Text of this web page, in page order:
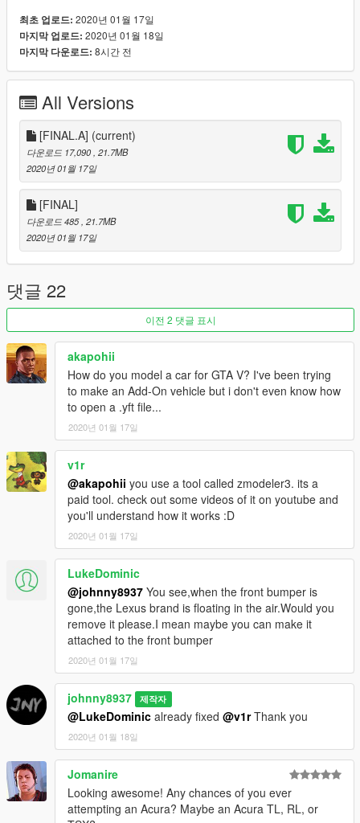
Tail fins - 8
Front pole - 5
Side skirt - 3
Hood - 4
surrounda - 3
cage - 2
ext - 3
Built-in repair
rearview mirror
Sports car
Racing chair
Disadvantage(pending upgrade)
Simple interior
Quality interior
Spawn name:is350mod
Everything else is normal
Thank you for your download
최초 업로드: 2020년 01월 17일
마지막 업로드: 2020년 01월 18일
마지막 다운로드: 8시간 전
All Versions
[FINAL.A] (current)
다운로드 17,090 , 21.7MB
2020년 01월 17일
[FINAL]
다운로드 485 , 21.7MB
2020년 01월 17일
댓글 22
이전 2 댓글 표시
akapohii
How do you model a car for GTA V? I've been trying
to make an Add-On vehicle but i don't even know how
to open a .yft file...
2020년 01월 17일
v1r
@akapohii you use a tool called zmodeler3. its a
paid tool. check out some videos of it on youtube and
you'll understand how it works :D
2020년 01월 17일
LukeDominic
@johnny8937 You see,when the front bumper is
gone,the Lexus brand is floating in the air.Would you
remove it please.I mean maybe you can make it
attached to the front bumper
2020년 01월 17일
johnny8937 제작자
@LukeDominic already fixed @v1rThank you
2020년 01월 18일
Jomanire
Looking awesome! Any chances of you ever
attempting an Acura? Maybe an Acura TL, RL, or